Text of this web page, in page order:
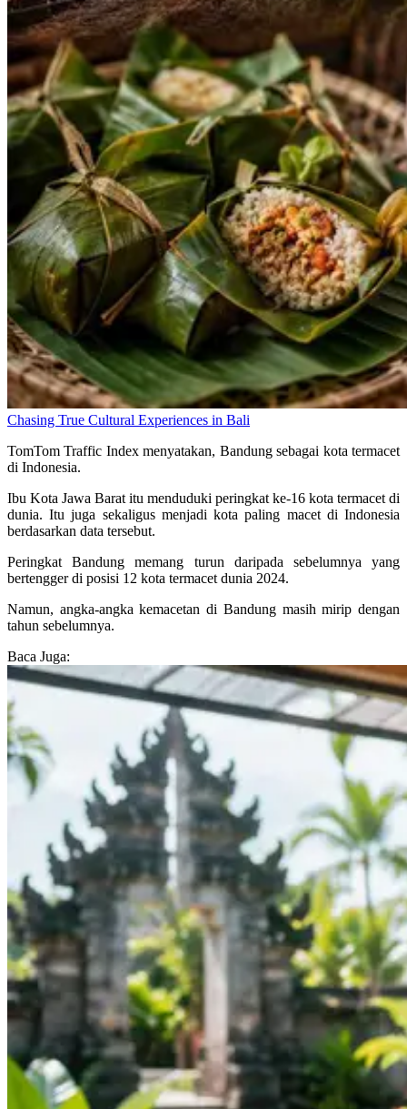
Chasing True Cultural Experiences in Bali
TomTom Traffic Index menyatakan, Bandung sebagai kota termacet
di Indonesia.
Ibu Kota Jawa Barat itu menduduki peringkat ke-16 kota termacet di
dunia. Itu juga sekaligus menjadi kota paling macet di Indonesia
berdasarkan data tersebut.
Peringkat Bandung memang turun daripada sebelumnya yang
bertengger di posisi 12 kota termacet dunia 2024.
Namun, angka-angka kemacetan di Bandung masih mirip dengan
tahun sebelumnya.
Baca Juga: